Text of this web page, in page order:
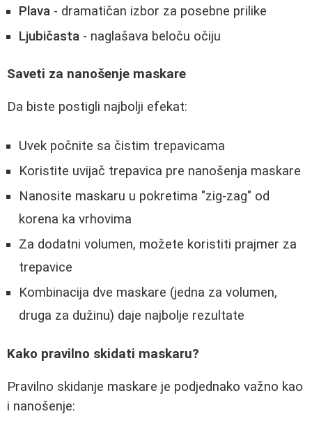
Plava - dramatičan izbor za posebne prilike
Ljubičasta - naglašava beloču očiju
Saveti za nanošenje maskare
Da biste postigli najbolji efekat:
Uvek počnite sa čistim trepavicama
Koristite uvijač trepavica pre nanošenja maskare
Nanosite maskaru u pokretima "zig-zag" od
korena ka vrhovima
Za dodatni volumen, možete koristiti prajmer za
trepavice
Kombinacija dve maskare (jedna za volumen,
druga za dužinu) daje najbolje rezultate
Kako pravilno skidati maskaru?
Pravilno skidanje maskare je podjednako važno kao
i nanošenje: